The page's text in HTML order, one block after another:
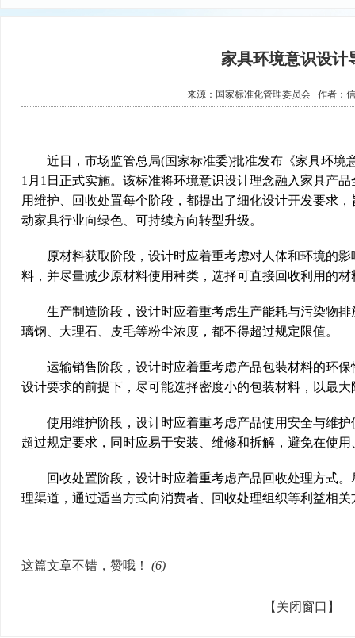
家具环境意识设计
来源： 国家标准化管理委员会 作者：
近日，市场监管总局(国家标准委)批准发布《家具环境
1月1日正式实施。该标准将环境意识设计理念融入家具产
用维护、回收处置每个阶段，都提出了细化设计开发要求
动家具行业向绿色、可持续方向转型升级。
原材料获取阶段，设计时应着重考虑对人体和环境的影
料，并尽量减少原材料使用种类，选择可直接回收利用的材
生产制造阶段，设计时应着重考虑生产能耗与污染物排
璃钢、大理石、皮毛等粉尘浓度，都不得超过规定限值。
运输销售阶段，设计时应着重考虑产品包装材料的环保
设计要求的前提下，尽可能选择密度小的包装材料，以最
使用维护阶段，设计时应着重考虑产品使用安全与维护
超过规定要求，同时应易于安装、维修和拆解，避免在使
回收处置阶段，设计时应着重考虑产品回收处理方式。
理渠道，通过适当方式向消费者、回收处理组织等利益相
这篇文章不错，赞哦！ (6)
【关闭窗口】